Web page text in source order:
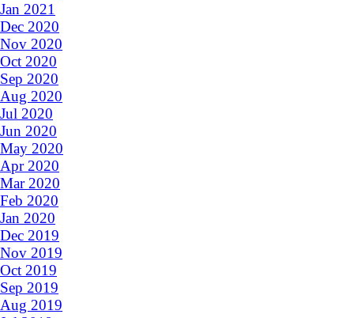
Jan 2021
Dec 2020
Nov 2020
Oct 2020
Sep 2020
Aug 2020
Jul 2020
Jun 2020
May 2020
Apr 2020
Mar 2020
Feb 2020
Jan 2020
Dec 2019
Nov 2019
Oct 2019
Sep 2019
Aug 2019